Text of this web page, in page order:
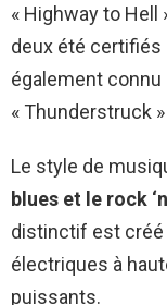
« Highway to Hell
deux été certifiés
également
« Thunderstruck
Le style de
blues et le rock
distinctif est créé
électriques à
puissants.